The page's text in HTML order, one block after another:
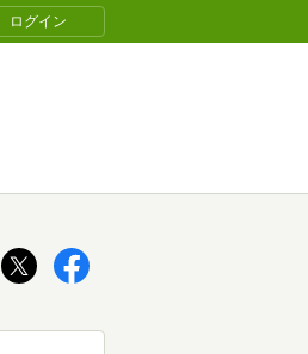
ログイン